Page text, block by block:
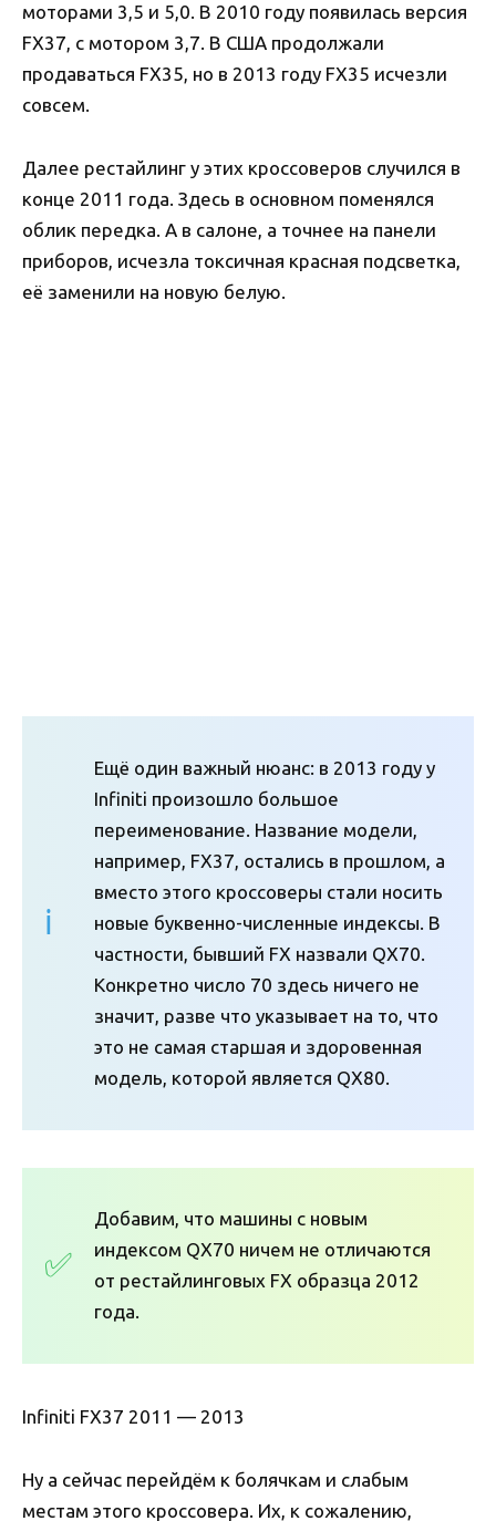
моторами 3,5 и 5,0. В 2010 году появилась версия
FX37, с мотором 3,7. В США продолжали
продаваться FX35, но в 2013 году FX35 исчезли
совсем.
Далее рестайлинг у этих кроссоверов случился в
конце 2011 года. Здесь в основном поменялся
облик передка. А в салоне, а точнее на панели
приборов, исчезла токсичная красная подсветка,
её заменили на новую белую.
Ещё один важный нюанс: в 2013 году у
Infiniti произошло большое
переименование. Название модели,
например, FX37, остались в прошлом, а
вместо этого кроссоверы стали носить
новые буквенно-численные индексы. В
частности, бывший FX назвали QX70.
Конкретно число 70 здесь ничего не
значит, разве что указывает на то, что
это не самая старшая и здоровенная
модель, которой является QX80.
Добавим, что машины с новым
индексом QX70 ничем не отличаются
от рестайлинговых FX образца 2012
года.
Infiniti FX37 2011 — 2013
Ну а сейчас перейдём к болячкам и слабым
местам этого кроссовера. Их, к сожалению,